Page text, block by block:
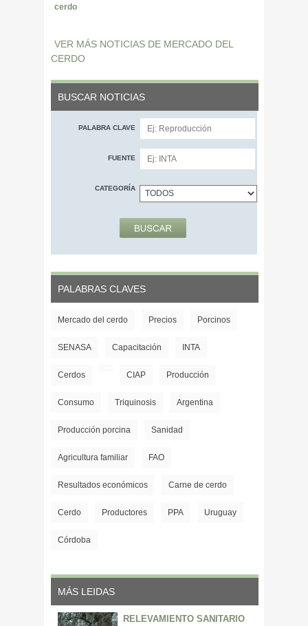
cerdo
VER MÁS NOTICIAS DE MERCADO DEL
CERDO
BUSCAR NOTICIAS
PALABRA CLAVE
FUENTE
CATEGORÍA
PALABRAS CLAVES
Mercado del cerdo Precios Porcinos
SENASA Capacitación INTA
Cerdos CIAP Producción
Consumo Triquinosis Argentina
Producción porcina Sanidad
Agricultura familiar FAO
Resultados económicos Carne de cerdo
Cerdo Productores PPA Uruguay
Córdoba
MÁS LEIDAS
RELEVAMIENTO SANITARIO